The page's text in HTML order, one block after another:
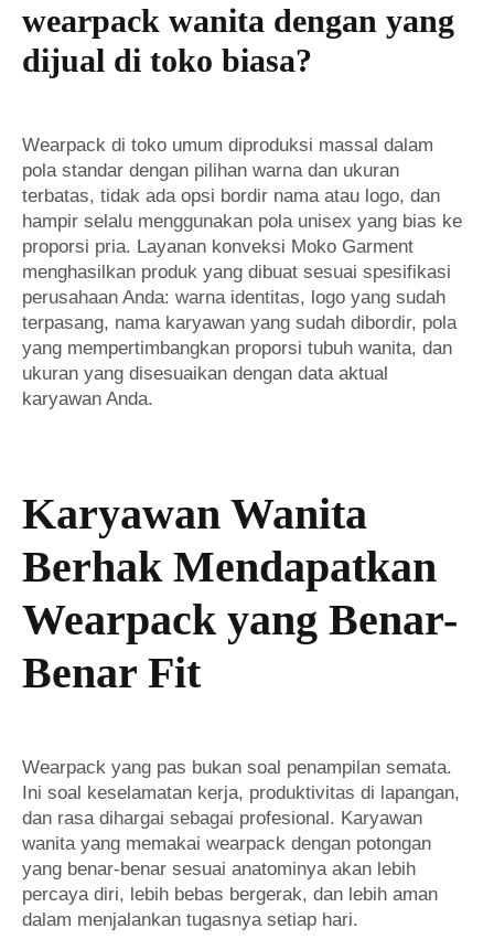
wearpack wanita dengan yang
dijual di toko biasa?
Wearpack di toko umum diproduksi massal dalam
pola standar dengan pilihan warna dan ukuran
terbatas, tidak ada opsi bordir nama atau logo, dan
hampir selalu menggunakan pola unisex yang bias ke
proporsi pria. Layanan konveksi Moko Garment
menghasilkan produk yang dibuat sesuai spesifikasi
perusahaan Anda: warna identitas, logo yang sudah
terpasang, nama karyawan yang sudah dibordir, pola
yang mempertimbangkan proporsi tubuh wanita, dan
ukuran yang disesuaikan dengan data aktual
karyawan Anda.
Karyawan Wanita
Berhak Mendapatkan
Wearpack yang Benar-
Benar Fit
Wearpack yang pas bukan soal penampilan semata.
Ini soal keselamatan kerja, produktivitas di lapangan,
dan rasa dihargai sebagai profesional. Karyawan
wanita yang memakai wearpack dengan potongan
yang benar-benar sesuai anatominya akan lebih
percaya diri, lebih bebas bergerak, dan lebih aman
dalam menjalankan tugasnya setiap hari.